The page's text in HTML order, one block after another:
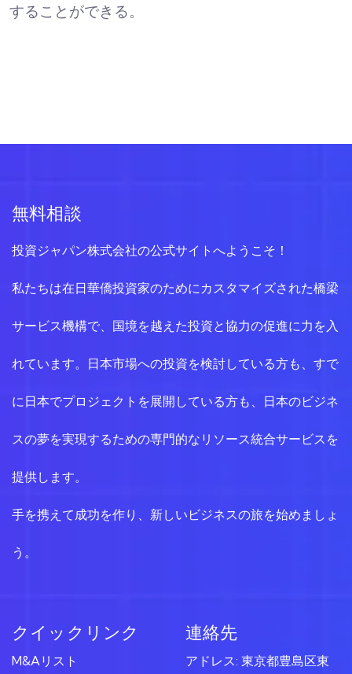
することができる。
無料相談
投資ジャパン株式会社の公式サイトへようこそ！
私たちは在日華僑投資家のためにカスタマイズされた橋梁
サービス機構で、国境を越えた投資と協力の促進に力を入
れています。日本市場への投資を検討している方も、すで
に日本でプロジェクトを展開している方も、日本のビジネ
スの夢を実現するための専門的なリソース統合サービスを
提供します。
手を携えて成功を作り、新しいビジネスの旅を始めましょ
う。
クイックリンク
M&Aリスト
連絡先
アドレス: 東京都豊島区東